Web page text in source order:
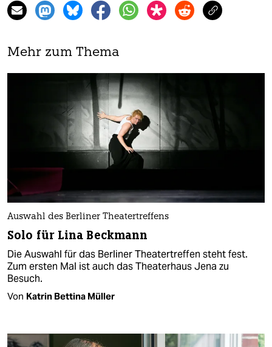
Mehr zum Thema
Auswahl des Berliner Theater­treffens
Solo für Lina Beckmann
Die Auswahl für das Berliner Theater­treffen steht fest.
Zum ersten Mal ist auch das Theaterhaus Jena zu
Besuch.
Von Katrin Bettina Müller